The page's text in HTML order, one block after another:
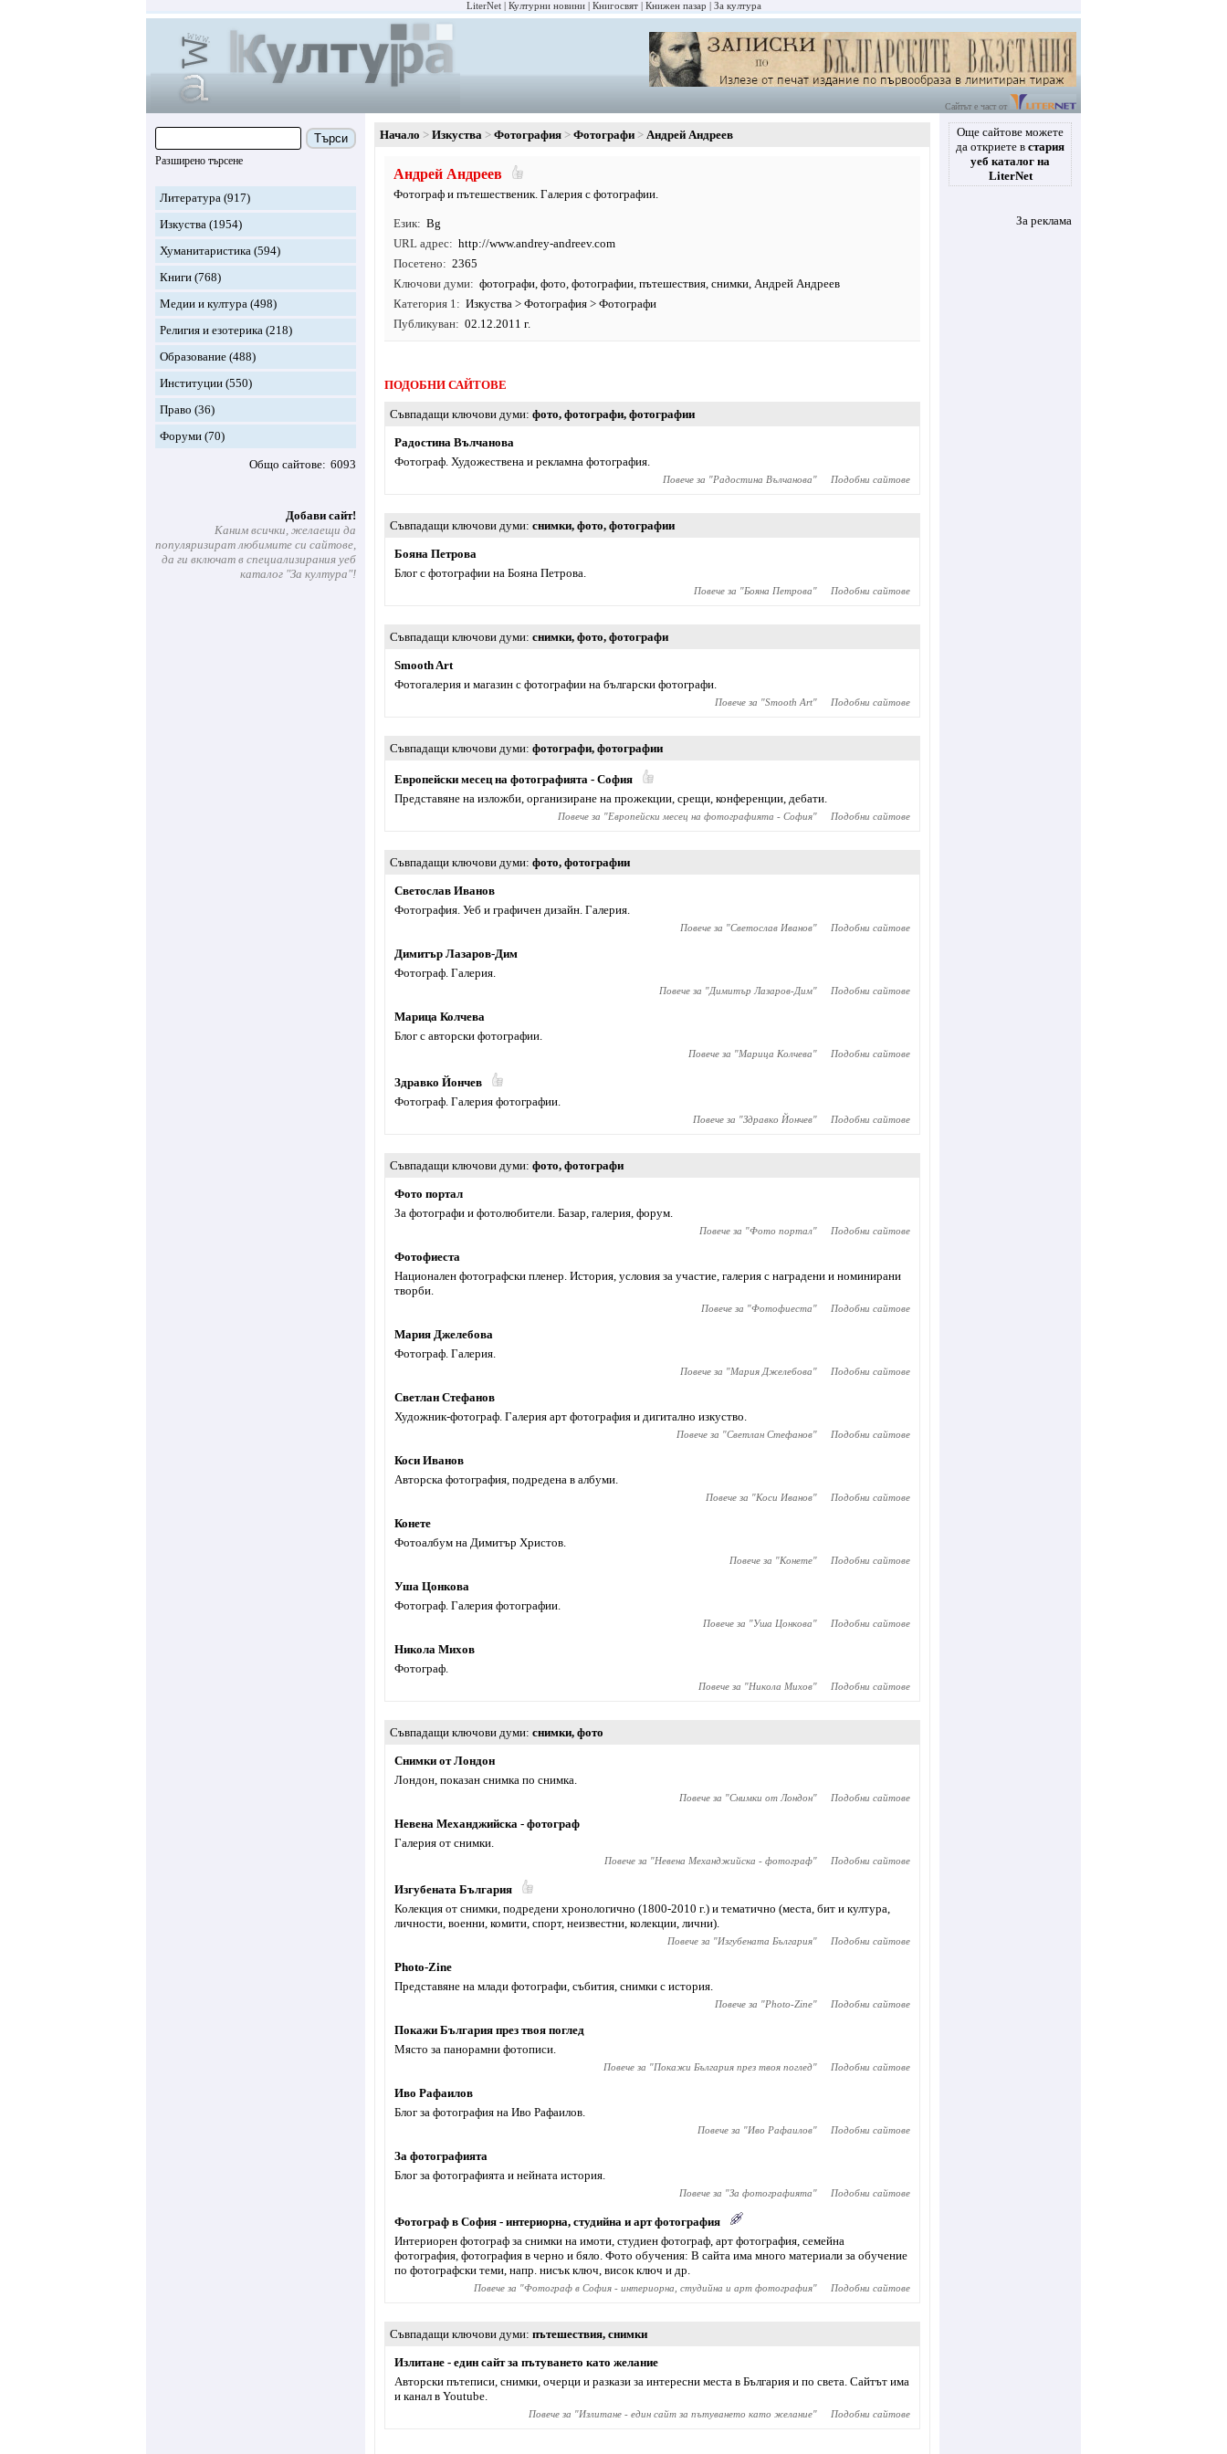
LiterNet Културни новини Книгосвят Книжен пазар За култура
Сайтът е част от
Търси
Разширено търсене
Литература (917)
Изкуства (1954)
Хуманитаристика (594)
Книги (768)
Медии и култура (498)
Религия и езотерика (218)
Образование (488)
Институции (550)
Право (36)
Форуми (70)
Общо сайтове 6093
Добави сайт!
Каним всички, желаещи да
популяризират любимите си сайтове,
да ги включат в специализирания уеб
каталог "За култура"!
Начало Изкуства Фотография Фотографи Андрей Андреев
Андрей Андреев
Фотограф и пътешественик. Галерия с фотографии.
Език
Bg
URL адрес
http://www.andrey-andreev.com
Посетено
2365
Ключови думи
фотографи, фото, фотографии, пътешествия, снимки, Андрей Андреев
Категория 1
Изкуства > Фотография > Фотографи
Публикуван
02.12.2011 г.
ПОДОБНИ САЙТОВЕ
Съвпадащи ключови думи фото, фотографи, фотографии
Радостина Вълчанова
Фотограф. Художествена и рекламна фотография.
Повече за "Радостина Вълчанова" Подобни сайтове
Съвпадащи ключови думи снимки, фото, фотографии
Бояна Петрова
Блог с фотографии на Бояна Петрова.
Повече за "Бояна Петрова" Подобни сайтове
Съвпадащи ключови думи снимки, фото, фотографи
Smooth Art
Фотогалерия и магазин с фотографии на български фотографи.
Повече за "Smooth Art" Подобни сайтове
Съвпадащи ключови думи фотографи, фотографии
Европейски месец на фотографията - София
Представяне на изложби, организиране на прожекции, срещи, конференции, дебати.
Повече за "Европейски месец на фотографията - София" Подобни сайтове
Съвпадащи ключови думи фото, фотографии
Светослав Иванов
Фотография. Уеб и графичен дизайн. Галерия.
Повече за "Светослав Иванов" Подобни сайтове
Димитър Лазаров-Дим
Фотограф. Галерия.
Повече за "Димитър Лазаров-Дим" Подобни сайтове
Марица Колчева
Блог с авторски фотографии.
Повече за "Марица Колчева" Подобни сайтове
Здравко Йончев
Фотограф. Галерия фотографии.
Повече за "Здравко Йончев" Подобни сайтове
Съвпадащи ключови думи фото, фотографи
Фото портал
За фотографи и фотолюбители. Базар, галерия, форум.
Повече за "Фото портал" Подобни сайтове
Фотофиеста
Национален фотографски пленер. История, условия за участие, галерия с наградени и номинирани
творби.
Повече за "Фотофиеста" Подобни сайтове
Мария Джелебова
Фотограф. Галерия.
Повече за "Мария Джелебова" Подобни сайтове
Светлан Стефанов
Художник-фотограф. Галерия арт фотография и дигитално изкуство.
Повече за "Светлан Стефанов" Подобни сайтове
Коси Иванов
Авторска фотография, подредена в албуми.
Повече за "Коси Иванов" Подобни сайтове
Конете
Фотоалбум на Димитър Христов.
Повече за "Конете" Подобни сайтове
Уша Цонкова
Фотограф. Галерия фотографии.
Повече за "Уша Цонкова" Подобни сайтове
Никола Михов
Фотограф.
Повече за "Никола Михов" Подобни сайтове
Съвпадащи ключови думи снимки, фото
Снимки от Лондон
Лондон, показан снимка по снимка.
Повече за "Снимки от Лондон" Подобни сайтове
Невена Механджийска - фотограф
Галерия от снимки.
Повече за "Невена Механджийска - фотограф" Подобни сайтове
Изгубената България
Колекция от снимки, подредени хронологично (1800-2010 г.) и тематично (места, бит и култура,
личности, военни, комити, спорт, неизвестни, колекции, лични).
Повече за "Изгубената България" Подобни сайтове
Photo-Zine
Представяне на млади фотографи, събития, снимки с история.
Повече за "Photo-Zine" Подобни сайтове
Покажи България през твоя поглед
Място за панорамни фотописи.
Повече за "Покажи България през твоя поглед" Подобни сайтове
Иво Рафаилов
Блог за фотография на Иво Рафаилов.
Повече за "Иво Рафаилов" Подобни сайтове
За фотографията
Блог за фотографията и нейната история.
Повече за "За фотографията" Подобни сайтове
Фотограф в София - интериорна, студийна и арт фотография
Интериорен фотограф за снимки на имоти, студиен фотограф, арт фотография, семейна
фотография, фотография в черно и бяло. Фото обучения: В сайта има много материали за обучение
по фотографски теми, напр. нисък ключ, висок ключ и др.
Повече за "Фотограф в София - интериорна, студийна и арт фотография" Подобни сайтове
Съвпадащи ключови думи пътешествия, снимки
Излитане - един сайт за пътуването като желание
Авторски пътеписи, снимки, очерци и разкази за интересни места в България и по света. Сайтът има
и канал в Youtube.
Повече за "Излитане - един сайт за пътуването като желание" Подобни сайтове
Още сайтове можете
да откриете в стария
уеб каталог на
LiterNet
За реклама